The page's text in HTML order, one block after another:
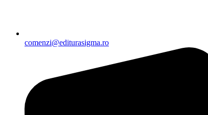
comenzi@editurasigma.ro